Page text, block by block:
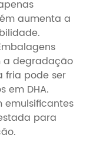
aumenta a
a degradação
fria pode ser
em DHA.
emulsificantes
para